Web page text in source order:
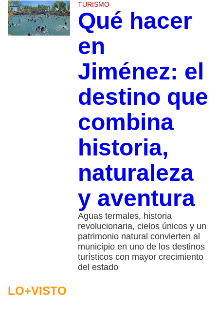
TURISMO
Qué hacer
en
Jiménez: el
destino que
combina
historia,
naturaleza
y aventura
Aguas termales, historia
revolucionaria, cielos únicos y un
patrimonio natural convierten al
municipio en uno de los destinos
turísticos con mayor crecimiento
del estado
LO+VISTO